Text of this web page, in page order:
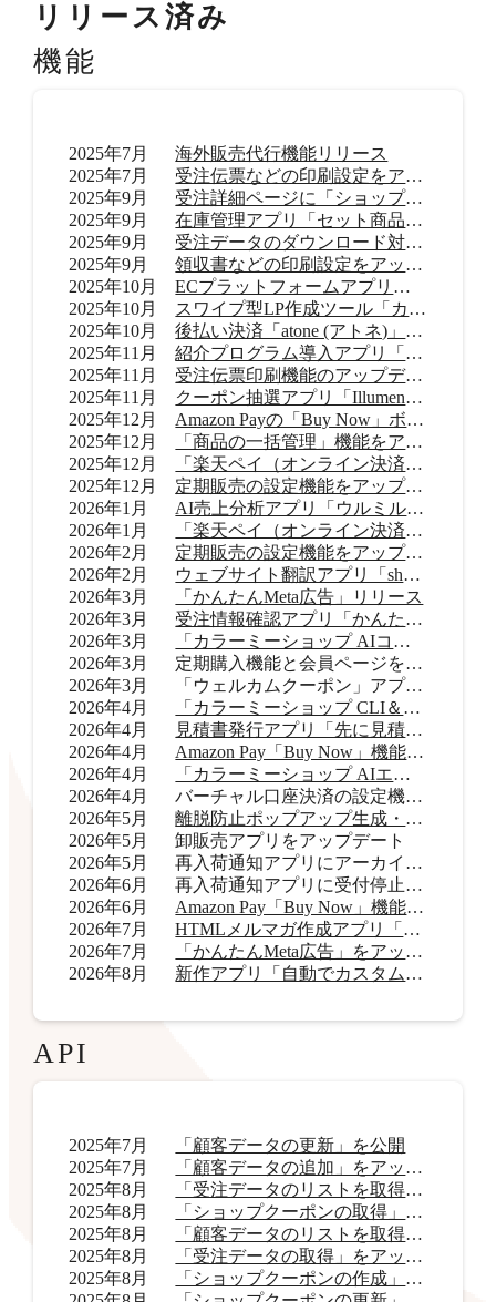
リリース済み
機能
2025年7月
海外販売代行機能リリース
2025年7月
受注伝票などの印刷設定をアップデート
2025年9月
受注詳細ページに「ショップ内メモ」機能を追加
2025年9月
在庫管理アプリ「セット商品在庫管理 byらくらく在庫」リリース
2025年9月
受注データのダウンロード対応範囲を拡大
2025年9月
領収書などの印刷設定をアップデート
2025年10月
ECプラットフォームアプリ「TikTok shop」リリース
2025年10月
スワイプ型LP作成ツール「カラーミーモーションLP」提供開始
2025年10月
後払い決済「atone (アトネ)」提供開始
2025年11月
紹介プログラム導入アプリ「Letters（レターズ）」リリース
2025年11月
受注伝票印刷機能のアップデート
2025年11月
クーポン抽選アプリ「Illumenza Coupon （イルメンザ クーポン）」リリース
2025年12月
Amazon Payの「Buy Now」ボタンを提供開始
2025年12月
「商品の一括管理」機能をアップデート
2025年12月
「楽天ペイ（オンライン決済）」のバージョンアップ
2025年12月
定期販売の設定機能をアップデート
2026年1月
AI売上分析アプリ「ウルミル コンシェルジュ」リリース
2026年1月
「楽天ペイ（オンライン決済）」申込受付再開
2026年2月
定期販売の設定機能をアップデート
2026年2月
ウェブサイト翻訳アプリ「shutto翻訳」リリース
2026年3月
「かんたんMeta広告」リリース
2026年3月
受注情報確認アプリ「かんたん顧客対応」リリース
2026年3月
「カラーミーショップ AIコネクター」リリース
2026年3月
定期購入機能と会員ページをアップデート
2026年3月
「ウェルカムクーポン」アプリをアップデート
2026年4月
「カラーミーショップ CLI＆Skills」をリリース
2026年4月
見積書発行アプリ「先に見積くだサイ for カラーミーショップ」リリース
2026年4月
Amazon Pay「Buy Now」機能をアップデート
2026年4月
「カラーミーショップ AIエージェント」をリリース
2026年4月
バーチャル口座決済の設定機能をアップデート
2026年5月
離脱防止ポップアップ生成・表示アプリ「OneCatch」リリース
2026年5月
卸販売アプリをアップデート
2026年5月
再入荷通知アプリにアーカイブ機能を追加
2026年6月
再入荷通知アプリに受付停止表示機能を追加
2026年6月
Amazon Pay「Buy Now」機能をアップデート
2026年7月
HTMLメルマガ作成アプリ「AI HTMLメールマガジン」リリース
2026年7月
「かんたんMeta広告」をアップデート
2026年8月
新作アプリ「自動でカスタムラベル君」リリース
API
2025年7月
「顧客データの更新」を公開
2025年7月
「顧客データの追加」をアップデート
2025年8月
「受注データのリストを取得」をアップデート
2025年8月
「ショップクーポンの取得」をアップデート
2025年8月
「顧客データのリストを取得」をアップデート
2025年8月
「受注データの取得」をアップデート
2025年8月
「ショップクーポンの作成」を公開